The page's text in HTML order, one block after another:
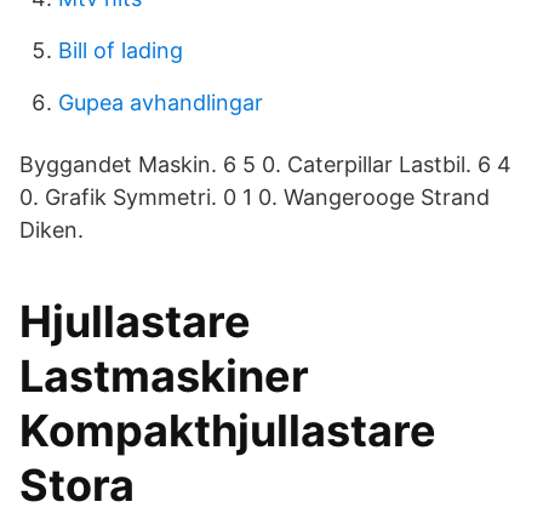
Bill of lading
Gupea avhandlingar
Byggandet Maskin. 6 5 0. Caterpillar Lastbil. 6 4
0. Grafik Symmetri. 0 1 0. Wangerooge Strand
Diken.
Hjullastare
Lastmaskiner
Kompakthjullastare
Stora